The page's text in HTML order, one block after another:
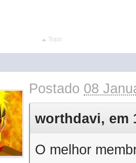
Topo
Postado 08
worthdavi, em
O melhor